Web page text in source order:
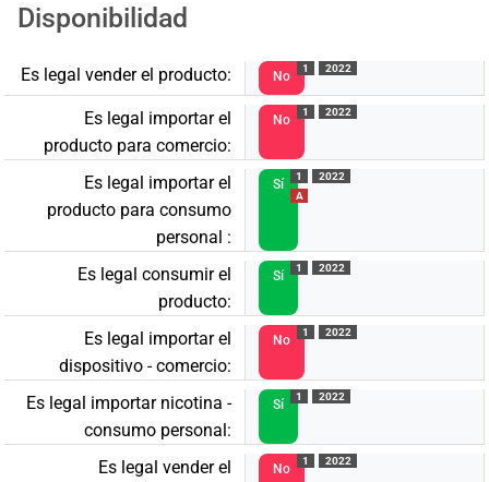
Disponibilidad
Es legal vender el producto: No
1 2022
Es legal importar el
producto para comercio:
No
1 2022
Es legal importar el
producto para consumo
personal :
Sí
1
A
2022
Es legal consumir el
producto:
Sí
1 2022
Es legal importar el
dispositivo - comercio:
No
1 2022
Es legal importar nicotina -
consumo personal:
Sí
1 2022
Es legal vender el
No
1 2022